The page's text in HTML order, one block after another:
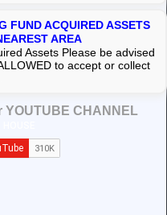
FUND ACQUIRED ASSETS
AREA
Assets Please be advised
to accept or collect
CHANNEL